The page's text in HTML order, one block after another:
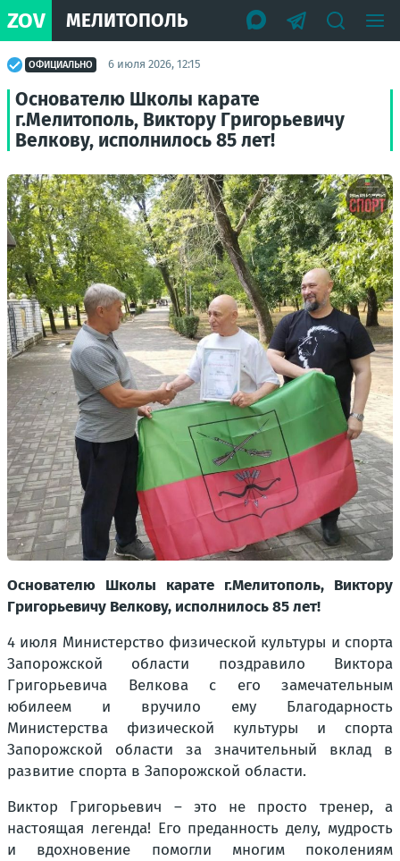
ZOV МЕЛИТОПОЛЬ
ОФИЦИАЛЬНО 6 июля 2026, 12:15
Основателю Школы карате
г.Мелитополь, Виктору Григорьевичу
Велкову, исполнилось 85 лет!
Основателю Школы карате г.Мелитополь, Виктору
Григорьевичу Велкову, исполнилось 85 лет!
4 июля Министерство физической культуры и спорта
Запорожской области поздравило Виктора
Григорьевича Велкова с его замечательным
юбилеем и вручило ему Благодарность
Министерства физической культуры и спорта
Запорожской области за значительный вклад в
развитие спорта в Запорожской области.
Виктор Григорьевич – это не просто тренер, а
настоящая легенда! Его преданность делу, мудрость
и вдохновение помогли многим поколениям